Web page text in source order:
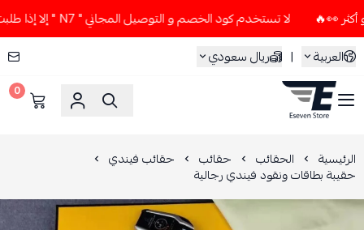
لا تستخدم كود الخصم و التوصيل المجاني " N7 " إلا إذا طلبت قطعتين أو أكثر 👀🔥
العربية
| ريال سعودي
ESEVEN STORE
0
الرئيسية الحقائب حقائب حقائب فيندي
حقيبة بطاقات ونقود فيندي رجالية